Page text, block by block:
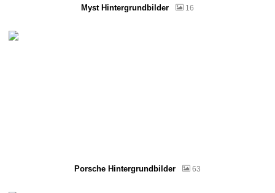
Myst Hintergrundbilder 16
Porsche Hintergrundbilder 63